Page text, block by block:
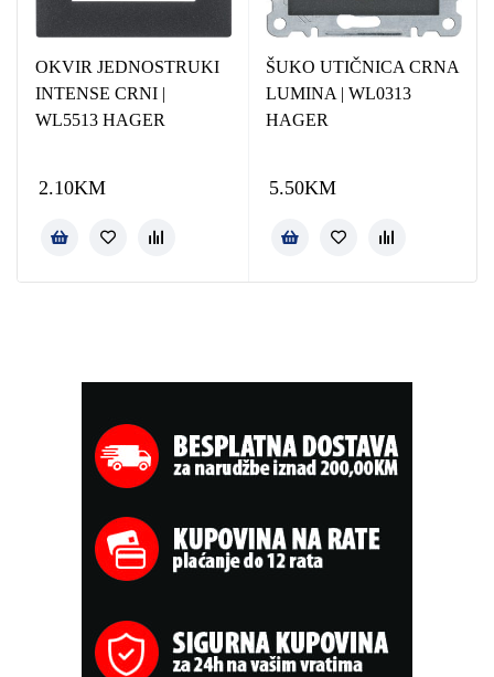
OKVIR JEDNOSTRUKI
INTENSE CRNI |
WL5513 HAGER
2.10KM
ŠUKO UTIČNICA CRNA
LUMINA | WL0313
HAGER
5.50KM